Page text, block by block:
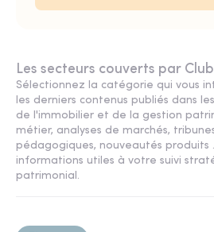
Les secteurs couverts par
Sélectionnez la catégorie qui vous
les derniers contenus publiés dans
de l'immobilier et de la gestion
métier, analyses de marchés,
pédagogiques, nouveautés produits
informations utiles à votre suivi
patrimonial.